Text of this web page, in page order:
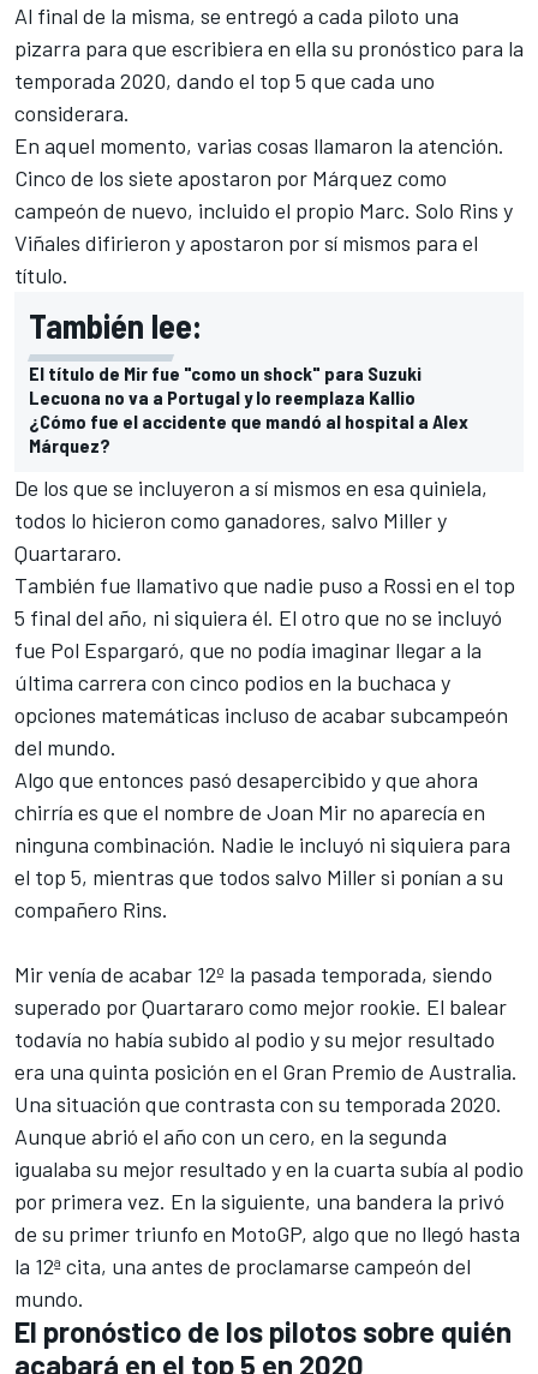
Al final de la misma, se entregó a cada piloto una
pizarra para que escribiera en ella su pronóstico para la
temporada 2020, dando el top 5 que cada uno
considerara.
En aquel momento, varias cosas llamaron la atención.
Cinco de los siete apostaron por Márquez como
campeón de nuevo, incluido el propio Marc. Solo Rins y
Viñales difirieron y apostaron por sí mismos para el
título.
También lee:
El título de Mir fue "como un shock" para Suzuki
Lecuona no va a Portugal y lo reemplaza Kallio
¿Cómo fue el accidente que mandó al hospital a Alex
Márquez?
De los que se incluyeron a sí mismos en esa quiniela,
todos lo hicieron como ganadores, salvo Miller y
Quartararo.
También fue llamativo que nadie puso a Rossi en el top
5 final del año, ni siquiera él. El otro que no se incluyó
fue Pol Espargaró, que no podía imaginar llegar a la
última carrera con cinco podios en la buchaca y
opciones matemáticas incluso de acabar subcampeón
del mundo.
Algo que entonces pasó desapercibido y que ahora
chirría es que el nombre de Joan Mir no aparecía en
ninguna combinación. Nadie le incluyó ni siquiera para
el top 5, mientras que todos salvo Miller si ponían a su
compañero Rins.
Mir venía de acabar 12º la pasada temporada, siendo
superado por Quartararo como mejor rookie. El balear
todavía no había subido al podio y su mejor resultado
era una quinta posición en el Gran Premio de Australia.
Una situación que contrasta con su temporada 2020.
Aunque abrió el año con un cero, en la segunda
igualaba su mejor resultado y en la cuarta subía al podio
por primera vez. En la siguiente, una bandera la privó
de su primer triunfo en MotoGP, algo que no llegó hasta
la 12ª cita, una antes de proclamarse campeón del
mundo.
El pronóstico de los pilotos sobre quién
acabará en el top 5 en 2020